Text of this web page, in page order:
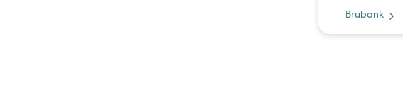
Brubank